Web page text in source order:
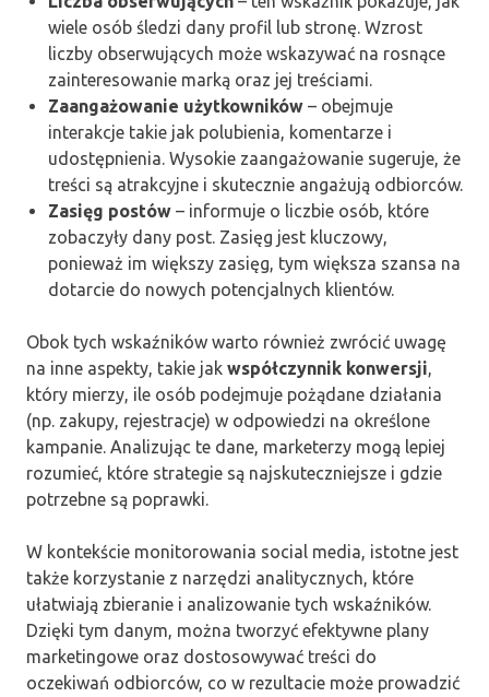
wiele osób śledzi dany profil lub stronę. Wzrost
liczby obserwujących może wskazywać na rosnące
zainteresowanie marką oraz jej treściami.
Zaangażowanie użytkowników – obejmuje
interakcje takie jak polubienia, komentarze i
udostępnienia. Wysokie zaangażowanie sugeruje, że
treści są atrakcyjne i skutecznie angażują odbiorców.
Zasięg postów – informuje o liczbie osób, które
zobaczyły dany post. Zasięg jest kluczowy,
ponieważ im większy zasięg, tym większa szansa na
dotarcie do nowych potencjalnych klientów.
Obok tych wskaźników warto również zwrócić uwagę
na inne aspekty, takie jak współczynnik konwersji
który mierzy, ile osób podejmuje pożądane działania
(np. zakupy, rejestracje) w odpowiedzi na określone
kampanie. Analizując te dane, marketerzy mogą lepiej
rozumieć, które strategie są najskuteczniejsze i gdzie
potrzebne są poprawki.
W kontekście monitorowania social media, istotne jest
także korzystanie z narzędzi analitycznych, które
ułatwiają zbieranie i analizowanie tych wskaźników.
Dzięki tym danym, można tworzyć efektywne plany
marketingowe oraz dostosowywać treści do
oczekiwań odbiorców, co w rezultacie może prowadzić